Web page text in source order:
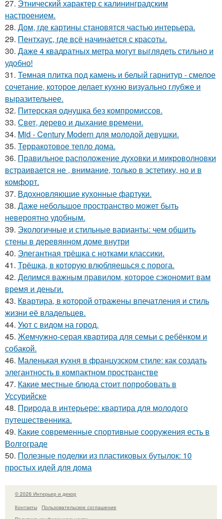
27. Этнический характер с калининградским
настроением.
28. Дом, где картины становятся частью интерьера.
29. Пентхаус, где всё начинается с красоты.
30. Даже 4 квадратных метра могут выглядеть стильно и
удобно!
31. Темная плитка под камень и белый гарнитур - смелое
сочетание, которое делает кухню визуально глубже и
выразительнее.
32. Питерская однушка без компромиссов.
33. Свет, дерево и дыхание времени.
34. Mid - Century Modern для молодой девушки.
35. Терракотовое тепло дома.
36. Правильное расположение духовки и микроволновки
встраивается не , внимание, только в эстетику, но и в
комфорт.
37. Вдохновляющие кухонные фартуки.
38. Даже небольшое пространство может быть
невероятно удобным.
39. Экологичные и стильные варианты: чем обшить
стены в деревянном доме внутри
40. Элегантная трёшка с нотками классики.
41. Трёшка, в которую влюбляешься с порога.
42. Делимся важным правилом, которое сэкономит вам
время и деньги.
43. Квартира, в которой отражены впечатления и стиль
жизни её владельцев.
44. Уют с видом на город.
45. Жемчужно-серая квартира для семьи с ребёнком и
собакой.
46. Маленькая кухня в французском стиле: как создать
элегантность в компактном пространстве
47. Какие местные блюда стоит попробовать в
Уссурийске
48. Природа в интерьере: квартира для молодого
путешественника.
49. Какие современные спортивные сооружения есть в
Волгограде
50. Полезные поделки из пластиковых бутылок: 10
простых идей для дома
© 2026 Интерьер и декор
Контакты
Пользовательское соглашение